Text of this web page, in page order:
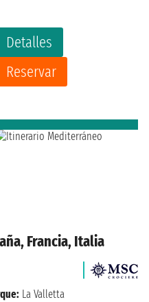
Detalles
Reservar
Francia, Italia
La Valletta